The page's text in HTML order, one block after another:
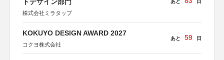
株式会社ミラタップ
あと 日
KOKUYO DESIGN AWARD 2027
コクヨ株式会社
あと 59 日